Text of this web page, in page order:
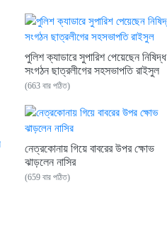
পুলিশ ক্যাডারে সুপারিশ পেয়েছেন নিষিদ্ধ
সংগঠন ছাত্রলীগের সহসভাপতি রাইসুল
(663 বার পঠিত)
নেত্রকোনায় গিয়ে বাবরের উপর ক্ষোভ
ঝাড়লেন নাসির
(659 বার পঠিত)